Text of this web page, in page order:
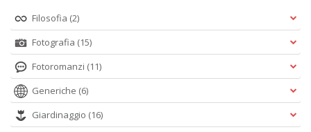
Filosofia (2)
Fotografia (15)
Fotoromanzi (11)
Generiche (6)
Giardinaggio (16)